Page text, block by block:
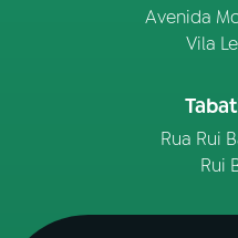
Avenida
Vila
Rua Rui
Rui